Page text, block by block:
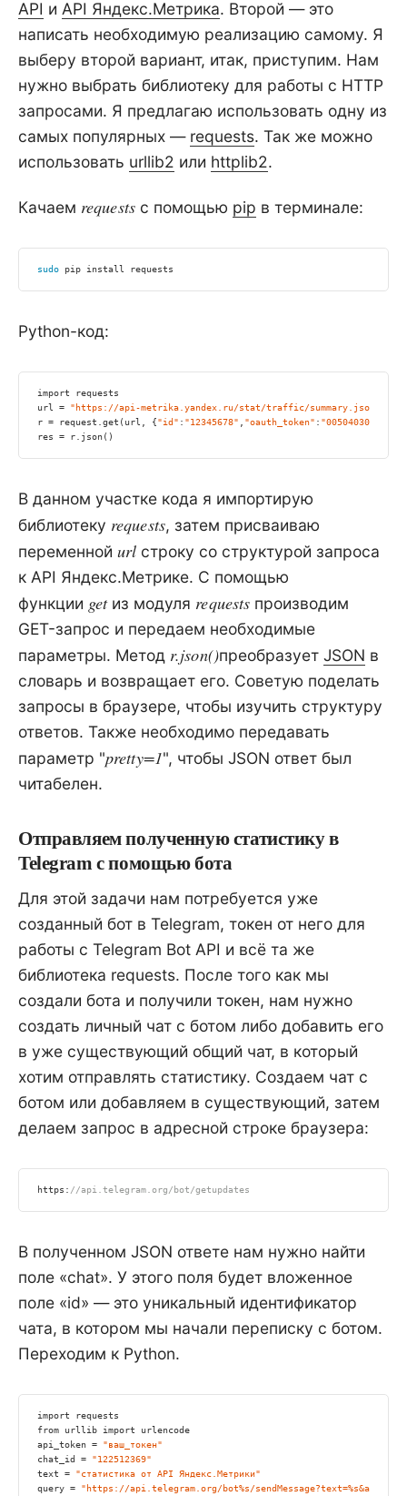
API и API Яндекс.Метрика. Второй — это
написать необходимую реализацию самому. Я
выберу второй вариант, итак, приступим. Нам
нужно выбрать библиотеку для работы с HTTP
запросами. Я предлагаю использовать одну из
самых популярных — requests. Так же можно
использовать urllib2 или httplib2.
Качаем requestsс помощью pip в терминале:
sudo
Python-код:
import requests
url = "https://api-metrika.yandex.ru/stat/traffic/summary.json"
r = request.get(url, {"id" : "12345678" "oauth_token" :
res = r.json()
В данном участке кода я импортирую
библиотеку requests, затем присваиваю
переменной url строку со структурой запроса
к API Яндекс.Метрике. С помощью
функции getиз модуля requests производим
GET-запрос и передаем необходимые
параметры. Метод r.json()преобразует JSON в
словарь и возвращает его. Советую поделать
запросы в браузере, чтобы изучить структуру
ответов. Также необходимо передавать
параметр "pretty=1", чтобы JSON ответ был
читабелен.
Отправляем полученную статистику в
Telegram с помощью бота
Для этой задачи нам потребуется уже
созданный бот в Telegram, токен от него для
работы с Telegram Bot API и всё та же
библиотека requests. После того как мы
создали бота и получили токен, нам нужно
создать личный чат с ботом либо добавить его
в уже существующий общий чат, в который
хотим отправлять статистику. Создаем чат с
ботом или добавляем в существующий, затем
делаем запрос в адресной строке браузера:
https: //api.telegram.org/bot/getupdates
В полученном JSON ответе нам нужно найти
поле «chat». У этого поля будет вложенное
поле «id» — это уникальный идентификатор
чата, в котором мы начали переписку с ботом.
Переходим к Python.
import requests
from urllib import urlencode
api_token = "ваш_токен"
chat_id = "122512369"
text = "статистика от API Яндекс.Метрики"
query = "https://api.telegram.org/bot%s/